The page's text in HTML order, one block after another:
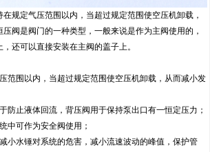
规定气压范围以内，当超过规定范围使空压机卸载，
阀是阀门的一种类型，一般来说是作为主阀使用的，
还可以直接安装在主阀的盖子上。
范围以内，当超过规定范围使空压机卸载，从而减小发
防止液体回流，背压阀用于保持泵出口有一恒定压力；
中可作为安全阀使用；
小水锤对系统的危害，减小流速波动的峰值，保护管